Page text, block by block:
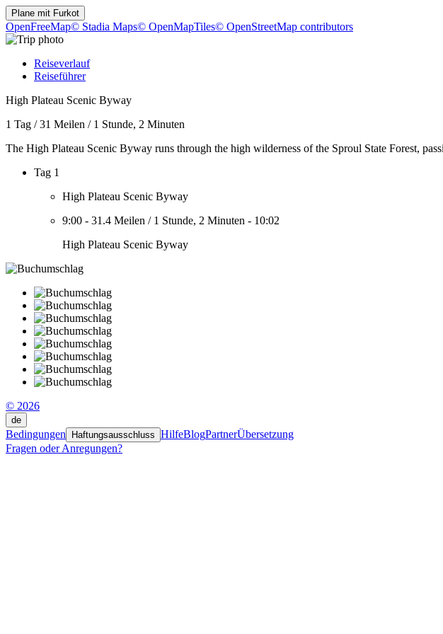
Plane mit Furkot
OpenFreeMap© Stadia Maps© OpenMapTiles© OpenStreetMap contributors
Reiseverlauf
Reiseführer
High Plateau Scenic Byway
1 Tag /31 Meilen / 1 Stunde, 2 Minuten
The High Plateau Scenic Byway runs through the high wilderness of the Sproul State Forest,
Tag 1
High Plateau Scenic Byway
9:00 - 31.4 Meilen / 1 Stunde, 2 Minuten - 10:02
High Plateau Scenic Byway
© 2026
de
Bedingungen Haftungsausschluss HilfeBlogPartnerÜbersetzung
Fragen oder Anregungen?